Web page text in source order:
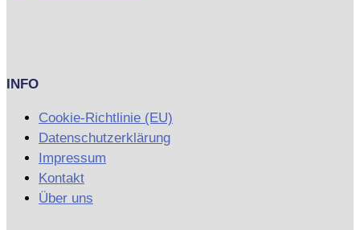
INFO
Cookie-Richtlinie (EU)
Datenschutzerklärung
Impressum
Kontakt
Über uns